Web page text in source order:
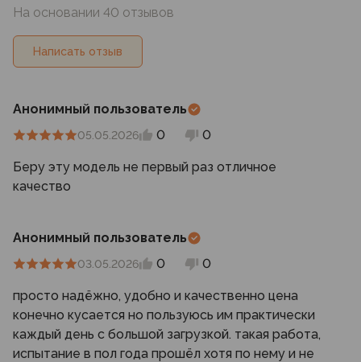
На основании 40 отзывов
Написать отзыв
Анонимный пользователь
05.05.2026 0 0
Беру эту модель не первый раз отличное
качество
Анонимный пользователь
03.05.2026 0 0
просто надёжно, удобно и качественно цена
конечно кусается но пользуюсь им практически
каждый день с большой загрузкой. такая работа,
испытание в пол года прошёл хотя по нему и не